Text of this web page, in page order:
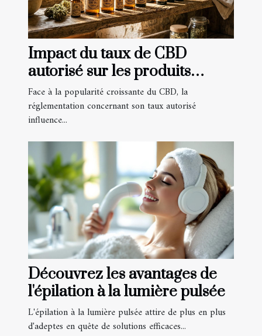
Impact du taux de CBD
autorisé sur les produits
disponibles
Face à la popularité croissante du CBD, la
réglementation concernant son taux autorisé
influence...
Découvrez les avantages de
l'épilation à la lumière pulsée
L'épilation à la lumière pulsée attire de plus en plus
d'adeptes en quête de solutions efficaces...